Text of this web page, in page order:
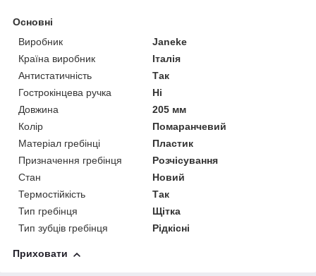
Основні
Виробник
Janeke
Країна виробник
Італія
Антистатичність
Так
Гострокінцева ручка
Ні
Довжина
205 мм
Колір
Помаранчевий
Матеріал гребінці
Пластик
Призначення гребінця
Розчісування
Стан
Новий
Термостійкість
Так
Тип гребінця
Щітка
Тип зубців гребінця
Рідкісні
Приховати